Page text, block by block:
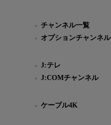
チャンネル一覧
オプションチャンネル
J:テレ
J:COMチャンネル
ケーブル4K